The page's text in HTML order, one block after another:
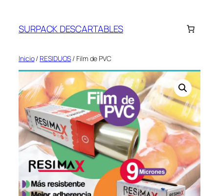
contenido
SURPACK DESCARTABLES
Inicio/ RESIDUOS / Film de PVC